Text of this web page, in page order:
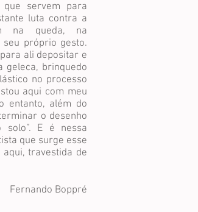
servem para
luta contra a
na queda, na
próprio gesto.
ali depositar e
geleca, brinquedo
no processo
aqui com meu
entanto, além do
o desenho
E é nessa
que surge esse
travestida de
Fernando Boppré